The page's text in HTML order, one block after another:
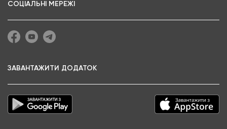
СОЦІАЛЬНІ МЕРЕЖІ
ЗАВАНТАЖИТИ ДОДАТОК